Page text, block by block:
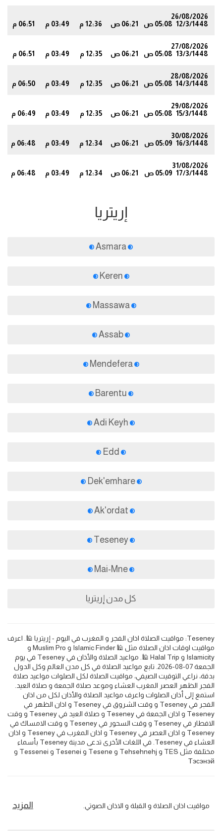
26/08/2026
12/3/1448 05:08 ص 06:21 ص 12:36 م 03:49 م 06:51 م
27/08/2026
13/3/1448 05:08 ص 06:21 ص 12:35 م 03:49 م 06:51 م
28/08/2026
14/3/1448 05:08 ص 06:21 ص 12:35 م 03:49 م 06:50 م
29/08/2026
15/3/1448 05:08 ص 06:21 ص 12:35 م 03:49 م 06:49 م
30/08/2026
16/3/1448 05:09 ص 06:21 ص 12:34 م 03:49 م 06:48 م
31/08/2026
17/3/1448 05:09 ص 06:21 ص 12:34 م 03:49 م 06:48 م
إريتريا
Massawa
Mendefera
Dek'emhare
كل مدن إريتريا
Teseney: مواقيت الصلاة اذان الفجر و المغرب في اليوم - إريتريا 🕌. اعرف
مواقيت اوقات اذان الصلاة مثل 🕌 Islamic Finder و Muslim Pro و
Islamicity و Halal Trip 🕌. مواعيد الصلاة والأذان في Teseney في يوم
الجمعة 07-08-2026. تابع مواعيد الصلاة في كل مدن العالم وكل الدول
بدقة، نراعي التوقيت الصيفي، مواقيت الصلاة لكل الصلوات مواعيد صلاة
الفجر الظهر العصر المغرب العشاء وموعد صلاة الجمعة و صلاة العيد.
استمع إلى أذان الصلوات واعرف مواعيد الصلاة والأذان لكل من اذان
الفجر في Teseney و وقت الشروق في Teseney و اذان الظهر في
Teseney و اذان الجمعة في Teseney و صلاة العيد في Teseney و وقت
الافطار في Teseney و وقت السحور في Teseney و وقت الامساك في
Teseney و اذان العصر في Teseney و اذان المغرب في Teseney و اذان
العشاء في Teseney. في اللغات الأخرى تدعى مدينة Teseney بأسماء
مختلفة مثل TES و Tehsehnehj و Tesene و Tesenei و Tessenei و
Тэсэнэй
مواقيت اذان الصلاة و القبلة و الاذان الصوتي. المزيد